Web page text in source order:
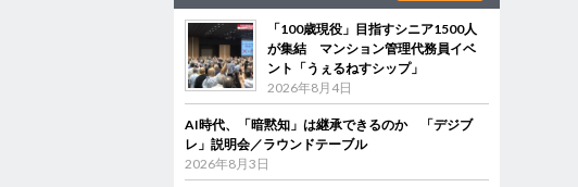
「100歳現役」目指すシニア1500人
が集結 マンション管理代務員イベ
ント「うぇるねすシップ」
2026年8月4日
AI時代、「暗黙知」は継承できるのか 「デジブ
レ」説明会／ラウンドテーブル
2026年8月3日